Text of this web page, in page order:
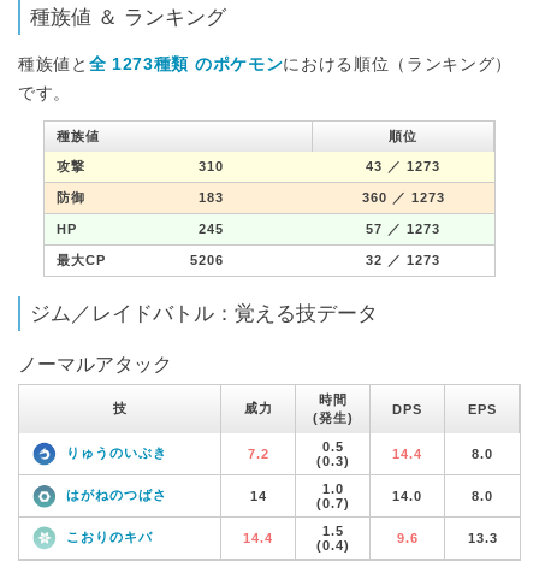
種族値 ＆ ランキング
種族値と 全 1273種類 のポケモンにおける順位（ランキング）
です。
種族値 順位
攻撃 310 43 ／ 1273
防御 183 360 ／ 1273
HP 245 57 ／ 1273
最大CP 5206 32 ／ 1273
ジム／レイドバトル：覚える技データ
ノーマルアタック
技 威力
時間
(発生)
DPS EPS
りゅうのいぶき 7.2
0.5
(0.3)
14.4 8.0
はがねのつばさ 14
1.0
(0.7)
14.0 8.0
こおりのキバ 14.4
1.5
(0.4)
9.6 13.3